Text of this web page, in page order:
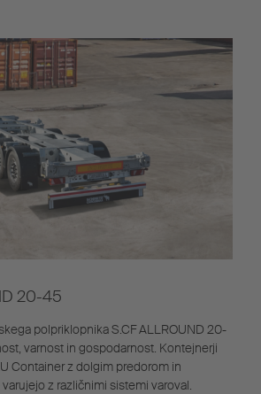
20-45
polpriklopnika S.CF ALLROUND 20-
varnost in gospodarnost. Kontejnerji
Container z dolgim predorom in
z različnimi sistemi varoval.